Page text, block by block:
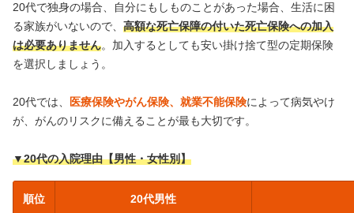
20代で独身の場合、自分にもしものことがあった場合、生活に困
る家族がいないので、 高額な死亡保障の付いた死亡保険への加入
は必要ありません。加入するとしても安い掛け捨て型の定期保険
を選択しましょう。
20代では、 医療保険やがん保険、就業不能保険によって病気やけ
が、がんのリスクに備えることが最も大切です。
▼20代の入院理由【男性・女性別】
順位 20代男性